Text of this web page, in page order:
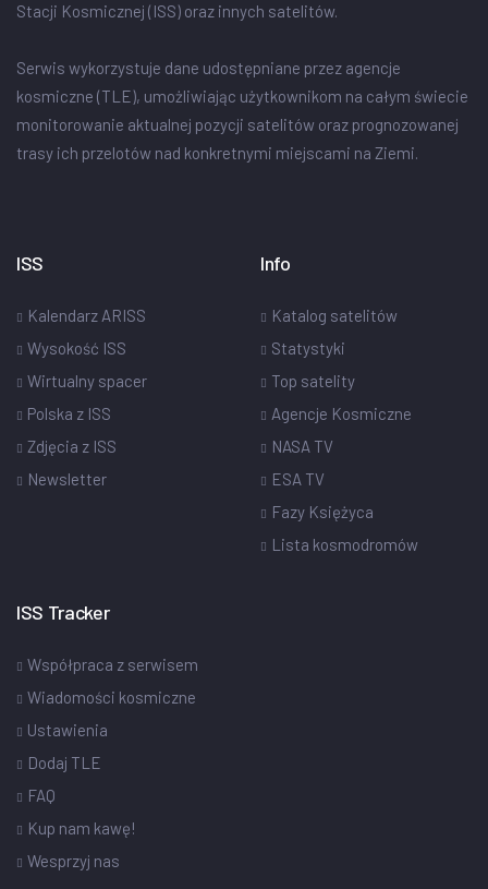
Stacji Kosmicznej (ISS) oraz innych satelitów.
Serwis wykorzystuje dane udostępniane przez agencje
kosmiczne (TLE), umożliwiając użytkownikom na całym świecie
monitorowanie aktualnej pozycji satelitów oraz prognozowanej
trasy ich przelotów nad konkretnymi miejscami na Ziemi.
ISS
Kalendarz ARISS
Wysokość ISS
Wirtualny spacer
Polska z ISS
Zdjęcia z ISS
Newsletter
Info
Katalog satelitów
Statystyki
Top satelity
Agencje Kosmiczne
NASA TV
ESA TV
Fazy Księżyca
Lista kosmodromów
ISS Tracker
Współpraca z serwisem
Wiadomości kosmiczne
Ustawienia
Dodaj TLE
FAQ
Kup nam kawę!
Wesprzyj nas